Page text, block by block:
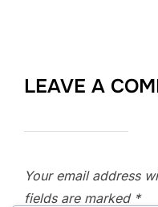
LEAVE A
Your email address
fields are marked *